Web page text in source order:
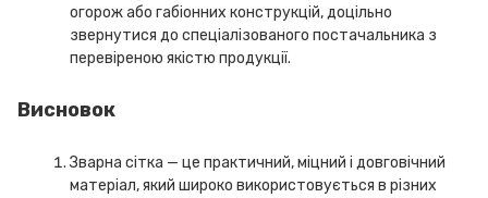
огорож або габіонних конструкцій, доцільно
звернутися до спеціалізованого постачальника з
перевіреною якістю продукції.
Висновок
Зварна сітка — це практичний, міцний і довговічний
матеріал, який широко використовується в різних